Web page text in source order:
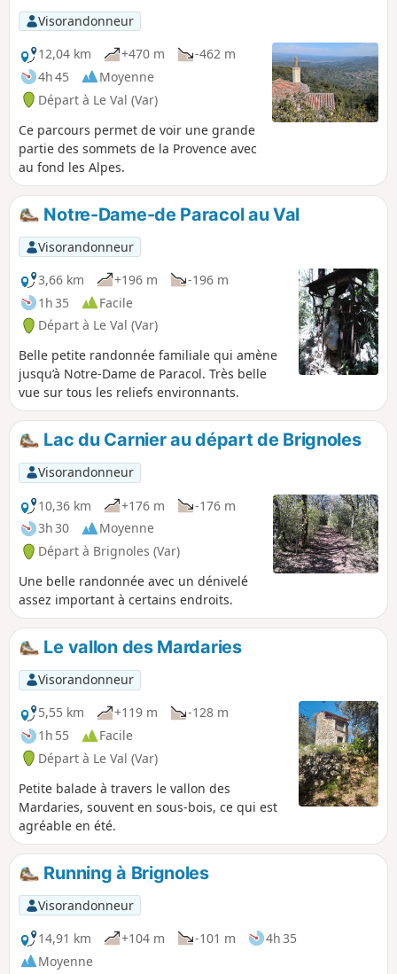
Visorandonneur
12,04 km
+470 m
-462 m
4h 45
Moyenne
Départ à Le Val (Var)
Ce parcours permet de voir une grande
partie des sommets de la Provence avec
au fond les Alpes.
Notre-Dame-de Paracol au Val
Visorandonneur
3,66 km
+196 m
-196 m
1h 35
Facile
Départ à Le Val (Var)
Belle petite randonnée familiale qui amène
jusqu’à Notre-Dame de Paracol. Très belle
vue sur tous les reliefs environnants.
Lac du Carnier au départ de Brignoles
Visorandonneur
10,36 km
+176 m
-176 m
3h 30
Moyenne
Départ à Brignoles (Var)
Une belle randonnée avec un dénivelé
assez important à certains endroits.
Le vallon des Mardaries
Visorandonneur
5,55 km
+119 m
-128 m
1h 55
Facile
Départ à Le Val (Var)
Petite balade à travers le vallon des
Mardaries, souvent en sous-bois, ce qui est
agréable en été.
Running à Brignoles
Visorandonneur
14,91 km
+104 m -101 m
4h 35
Moyenne